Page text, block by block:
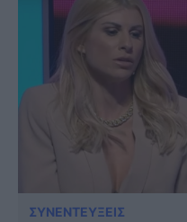
ΣΥΝΕΝΤΕΥΞΕΙΣ